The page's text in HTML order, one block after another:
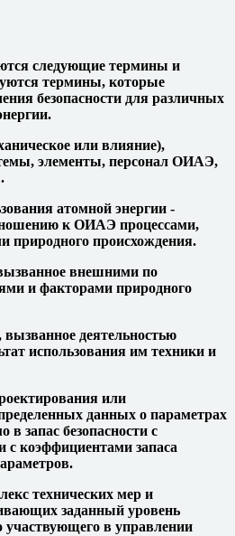
следующие термины и
термины, которые
безопасности для различных
или влияние),
элементы, персонал ОИАЭ,
атомной энергии -
к ОИАЭ процессами,
природного происхождения.
внешними по
и факторами природного
вызванное деятельностью
использования им техники и
или
данных о параметрах
в запас безопасности с
коэффициентами запаса
технических мер и
заданный уровень
участвующего в управлении